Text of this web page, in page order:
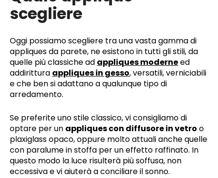
scegliere
Oggi possiamo scegliere tra una vasta gamma di
appliques da parete, ne esistono in tutti gli stili, da
quelle più classiche ad appliques moderneed
addirittura appliques in gesso, versatili, verniciabili
e che ben si adattano a qualunque tipo di
arredamento.
Se preferite uno stile classico, vi consigliamo di
optare per un appliques con diffusore in vetro o
plaxiglass opaco, oppure molto attuali anche quelle
con paralume in stoffa per un effetto raffinato. In
questo modo la luce risulterà più soffusa, non
eccessiva e vi aiuterà a conciliare il sonno.